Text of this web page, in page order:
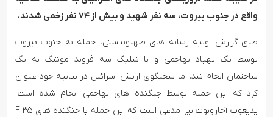
واقع در جنوب بیروت، سه نفر شهید و بیش از ۷۴ نفر زخمی شدند.
طبق گزارش اولیه رسانه های صهیونیستی، حمله به جنوب بیروت
توسط یک پهپاد تهاجمی و با شلیک سه فروند موشک به یک
ساختمان انجام شد. اما سخنگوی ارتش اسرائیل در بیانیه خود عنوان
کرد که این حمله توسط جنگنده های تهاجمی انجام شده است.
یدیعوت آحارونوت نیز مدعی است که این حمله با جنگنده های F-۳۵